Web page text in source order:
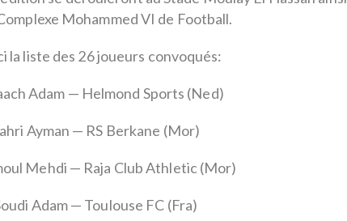
Mohammed VI de Football.
la liste des 26 joueurs convoqués:
Adam — Helmond Sports (Ned)
Ayman — RS Berkane (Mor)
Mehdi — Raja Club Athletic (Mor)
Adam — Toulouse FC (Fra)